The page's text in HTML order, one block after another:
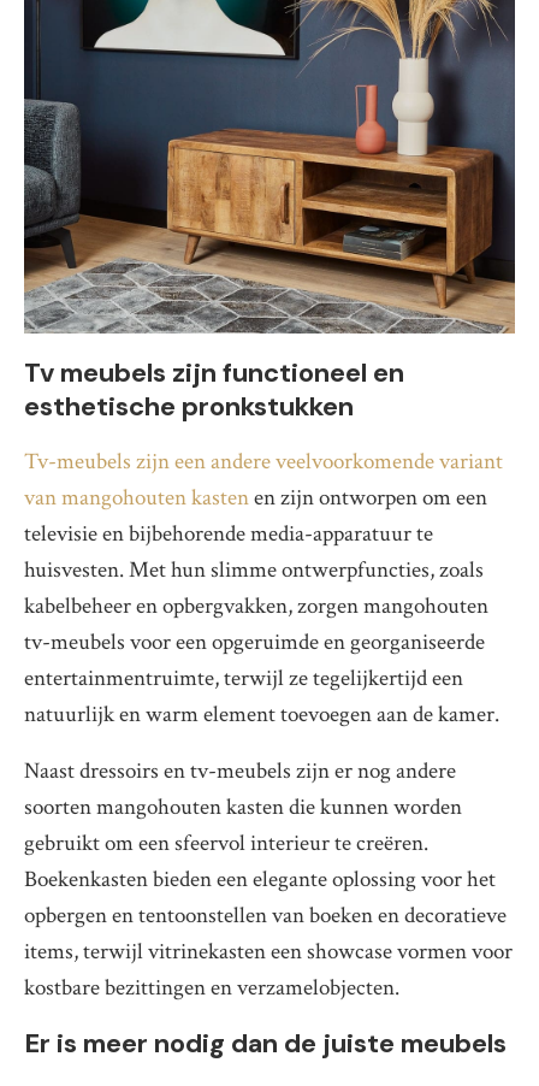
Tv meubels zijn functioneel en
esthetische pronkstukken
Tv-meubels zijn een andere veelvoorkomende variant
van mangohouten kastenen zijn ontworpen om een
televisie en bijbehorende media-apparatuur te
huisvesten. Met hun slimme ontwerpfuncties, zoals
kabelbeheer en opbergvakken, zorgen mangohouten
tv-meubels voor een opgeruimde en georganiseerde
entertainmentruimte, terwijl ze tegelijkertijd een
natuurlijk en warm element toevoegen aan de kamer.
Naast dressoirs en tv-meubels zijn er nog andere
soorten mangohouten kasten die kunnen worden
gebruikt om een sfeervol interieur te creëren.
Boekenkasten bieden een elegante oplossing voor het
opbergen en tentoonstellen van boeken en decoratieve
items, terwijl vitrinekasten een showcase vormen voor
kostbare bezittingen en verzamelobjecten.
Er is meer nodig dan de juiste meubels